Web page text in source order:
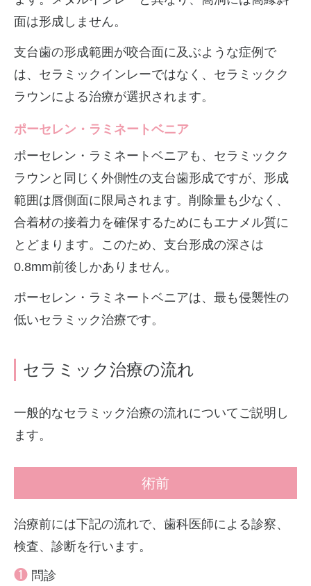
面は形成しません。
支台歯の形成範囲が咬合面に及ぶような症例で
は、セラミックインレーではなく、セラミックク
ラウンによる治療が選択されます。
ポーセレン・ラミネートベニア
ポーセレン・ラミネートベニアも、セラミックク
ラウンと同じく外側性の支台歯形成ですが、形成
範囲は唇側面に限局されます。削除量も少なく、
合着材の接着力を確保するためにもエナメル質に
とどまります。このため、支台形成の深さは
0.8mm前後しかありません。
ポーセレン・ラミネートベニアは、最も侵襲性の
低いセラミック治療です。
セラミック治療の流れ
一般的なセラミック治療の流れについてご説明し
ます。
術前
治療前には下記の流れで、歯科医師による診察、
検査、診断を行います。
❶ 問診